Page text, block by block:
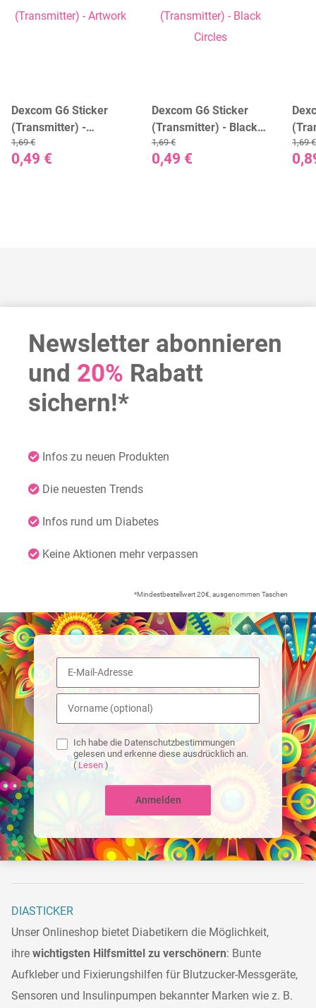
Dexcom G6 Sticker
(Transmitter) -
Artwork
0,49 €
1,69 €
Dexcom G6 Sticker
(Transmitter) - Black
Circles
0,49 €
1,69 € 1,69 €
Ich habe die Datenschutzbestimmungen
gelesen und erkenne diese ausdrücklich an.
( Lesen )
Anmelden
Newsletter abonnieren
und 20% Rabatt
sichern!*
Infos zu neuen Produkten
Die neuesten Trends
Infos rund um Diabetes
Keine Aktionen mehr verpassen
*Mindestbestellwert 20€, ausgenommen Taschen
DIASTICKER
Unser Onlineshop bietet Diabetikern die Möglichkeit,
ihre wichtigsten Hilfsmittel zu verschönern: Bunte
Aufkleber und Fixierungshilfen für Blutzucker-Messgeräte,
Sensoren und Insulinpumpen bekannter Marken wie z. B.